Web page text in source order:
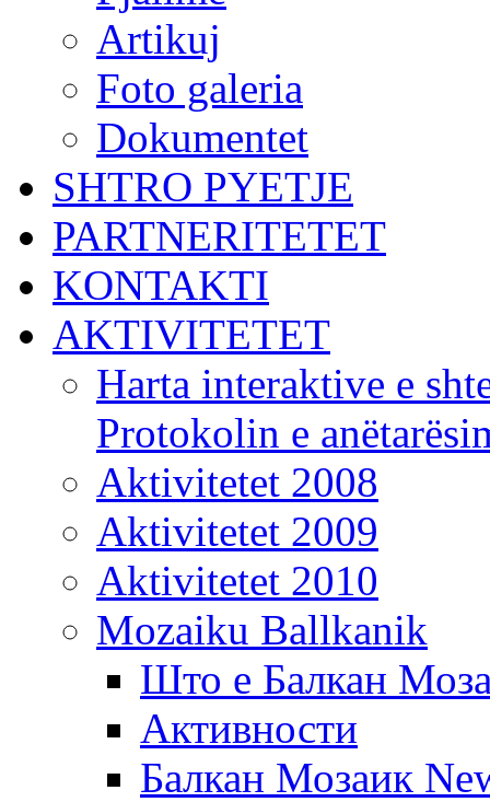
Artikuj
Foto galeria
Dokumentet
SHTRO PYETJE
PARTNERITETET
KONTAKTI
AKTIVITETET
Harta interaktive e
Protokolin e
Aktivitetet 2008
Aktivitetet 2009
Aktivitetet 2010
Mozaiku Ballkanik
Што е Балкан
Активности
Балкан Мозаик